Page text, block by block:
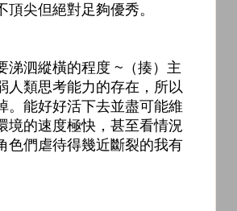
尖但絕對足夠優秀。
涕泗縱橫的程度 ~（揍）主
人類思考能力的存在，所以
。能好好活下去並盡可能維
境的速度極快，甚至看情況
色們虐待得幾近斷裂的我有